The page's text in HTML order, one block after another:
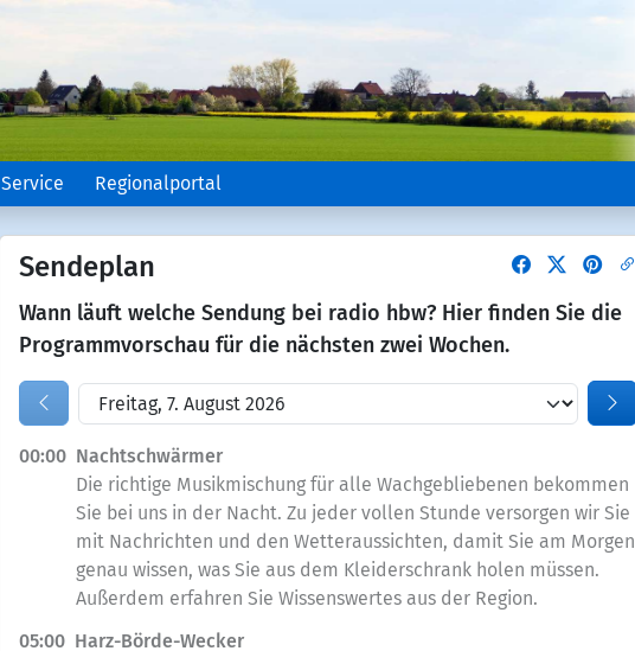
Service Regionalportal
Sendeplan
Wann läuft welche Sendung bei radio hbw? Hier finden Sie die
Programmvorschau für die nächsten zwei Wochen.
00:00 Nachtschwärmer
Die richtige Musikmischung für alle Wachgebliebenen bekommen
Sie bei uns in der Nacht. Zu jeder vollen Stunde versorgen wir Sie
mit Nachrichten und den Wetteraussichten, damit Sie am Morgen
genau wissen, was Sie aus dem Kleiderschrank holen müssen.
Außerdem erfahren Sie Wissenswertes aus der Region.
05:00 Harz-Börde-Wecker